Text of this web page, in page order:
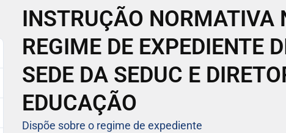
INSTRUÇÃO
REGIME DE EXPEDIENTE
SEDE DA SEDUC E
EDUCAÇÃO
Dispõe sobre o regime de expediente